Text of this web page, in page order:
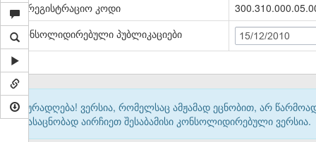
სარეგისტრაციო კოდი
კონსოლიდირებული პუბლიკაციები
15/12/2010
ყურადღება! ვერსია, რომელსაც ამჟამად ეცნობით, არ
გასაცნობად აირჩიეთ შესაბამისი კონსოლიდირებული ვერსია.